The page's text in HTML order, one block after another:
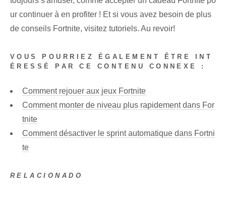
ur continuer à en profiter ! Et si vous avez besoin de plus
de conseils Fortnite, visitez tutoriels. Au revoir!
VOUS POURRIEZ ÉGALEMENT ÊTRE INT
ÉRESSÉ PAR CE CONTENU CONNEXE :
Comment rejouer aux jeux Fortnite
Comment monter de niveau plus rapidement dans For
tnite
Comment désactiver le sprint automatique dans Fortni
te
RELACIONADO